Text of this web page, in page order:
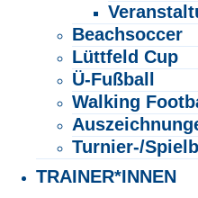
Beachsoccer
Lüttfeld Cup
Ü-Fußball
Walking
Turnier-/
TRAINER*INNEN